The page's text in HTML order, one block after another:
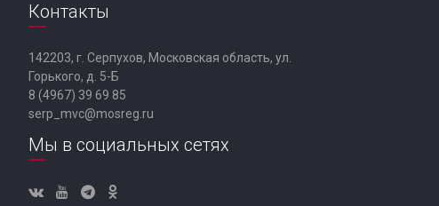
Контакты
142203, г. Серпухов, Московская область, ул.
Горького, д. 5-Б
8 (4967) 39 69 85
serp_mvc@mosreg.ru
Мы в социальных сетях